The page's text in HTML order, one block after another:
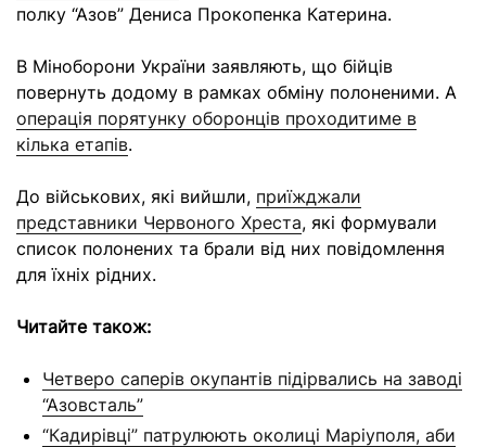
полку “Азов” Дениса Прокопенка Катерина.
В Міноборони України заявляють, що бійців
повернуть додому в рамках обміну полоненими. А
операція порятунку оборонців проходитиме в
кілька етапів.
До військових, які вийшли, приїжджали
представники Червоного Хреста, які формували
список полонених та брали від них повідомлення
для їхніх рідних.
Читайте також:
Четверо саперів окупантів підірвались на заводі
“Азовсталь”
“Кадирівці” патрулюють околиці Маріуполя, аби